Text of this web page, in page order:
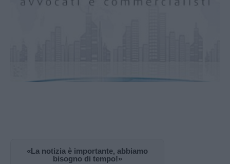
«La notizia è importante, abbiamo
bisogno di tempo!»